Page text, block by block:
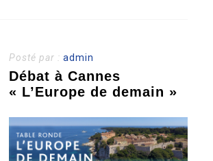
Posté par :admin
Débat à Cannes
« L’Europe de demain »